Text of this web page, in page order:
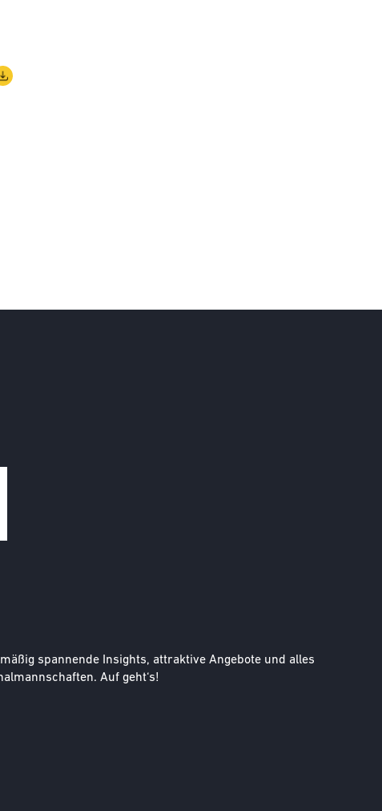
spannende Insights, attraktive Angebote und alles
Auf geht‘s!